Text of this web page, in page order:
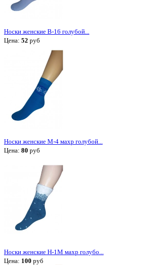
Носки женские В-16 голубой...
Цена: 52 руб
Носки женские М-4 махр голубой...
Цена: 80 руб
Носки женские Н-1М махр голубо...
Цена: 100 руб